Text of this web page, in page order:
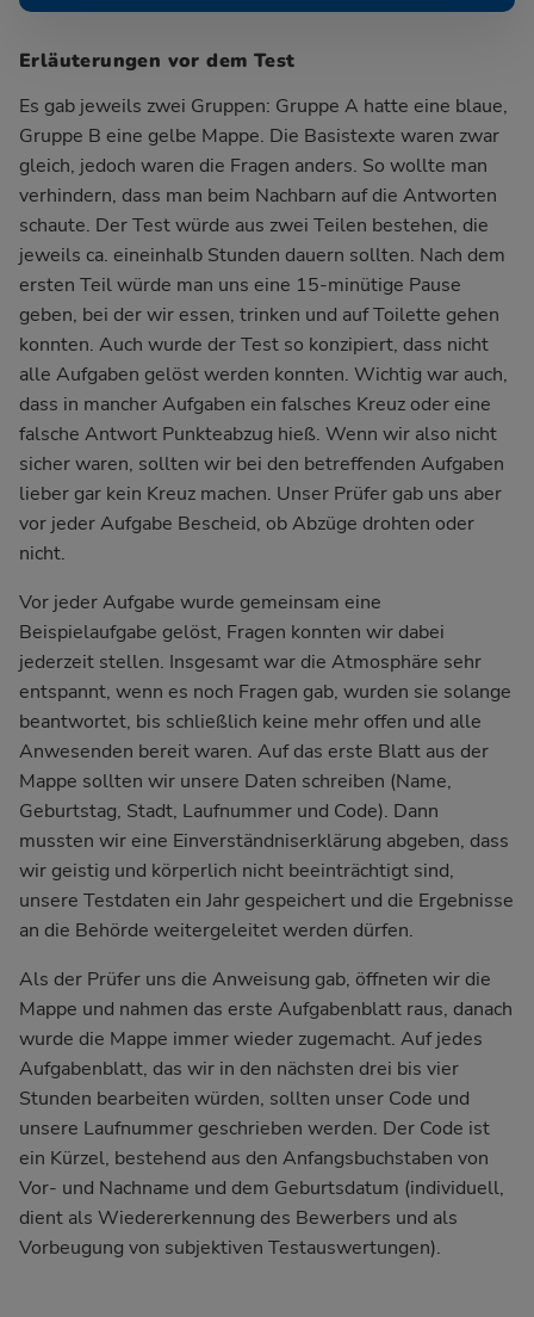
Erläuterungen vor dem Test
Es gab jeweils zwei Gruppen: Gruppe A hatte eine blaue,
Gruppe B eine gelbe Mappe. Die Basistexte waren zwar
gleich, jedoch waren die Fragen anders. So wollte man
verhindern, dass man beim Nachbarn auf die Antworten
schaute. Der Test würde aus zwei Teilen bestehen, die
jeweils ca. eineinhalb Stunden dauern sollten. Nach dem
ersten Teil würde man uns eine 15-minütige Pause
geben, bei der wir essen, trinken und auf Toilette gehen
konnten. Auch wurde der Test so konzipiert, dass nicht
alle Aufgaben gelöst werden konnten. Wichtig war auch,
dass in mancher Aufgaben ein falsches Kreuz oder eine
falsche Antwort Punkteabzug hieß. Wenn wir also nicht
sicher waren, sollten wir bei den betreffenden Aufgaben
lieber gar kein Kreuz machen. Unser Prüfer gab uns aber
vor jeder Aufgabe Bescheid, ob Abzüge drohten oder
nicht.
Vor jeder Aufgabe wurde gemeinsam eine
Beispielaufgabe gelöst, Fragen konnten wir dabei
jederzeit stellen. Insgesamt war die Atmosphäre sehr
entspannt, wenn es noch Fragen gab, wurden sie solange
beantwortet, bis schließlich keine mehr offen und alle
Anwesenden bereit waren. Auf das erste Blatt aus der
Mappe sollten wir unsere Daten schreiben (Name,
Geburtstag, Stadt, Laufnummer und Code). Dann
mussten wir eine Einverständniserklärung abgeben, dass
wir geistig und körperlich nicht beeinträchtigt sind,
unsere Testdaten ein Jahr gespeichert und die Ergebnisse
an die Behörde weitergeleitet werden dürfen.
Als der Prüfer uns die Anweisung gab, öffneten wir die
Mappe und nahmen das erste Aufgabenblatt raus, danach
wurde die Mappe immer wieder zugemacht. Auf jedes
Aufgabenblatt, das wir in den nächsten drei bis vier
Stunden bearbeiten würden, sollten unser Code und
unsere Laufnummer geschrieben werden. Der Code ist
ein Kürzel, bestehend aus den Anfangsbuchstaben von
Vor- und Nachname und dem Geburtsdatum (individuell,
dient als Wiedererkennung des Bewerbers und als
Vorbeugung von subjektiven Testauswertungen).